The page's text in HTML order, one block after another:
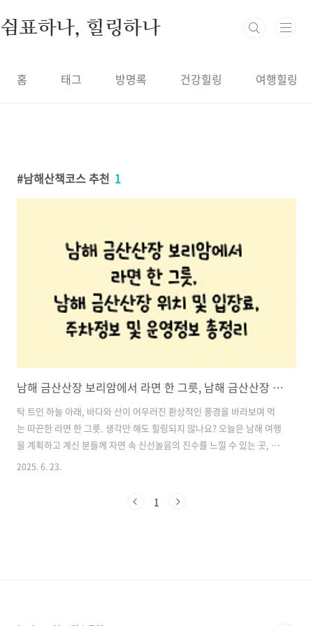
쉼표하나, 힐링하나
홈 태그 방명록 건강힐링 여행힐링
남해산책코스 추천 1
남해 금산산장 보리암에서 라면 한 그릇, 남해 금산산장 위치 및 입장료, 주차정보 및 운영정보 총정리
탁 트인 하늘 아래, 바다와 산이 어우러진 환상적인 풍경을 바라보며 먹
는 따끈한 라면 한 그릇. 생각만 해도 힐링되지 않나요? 오늘은 남해 여행
을 계획하고 계신 분들께 자연 속 신선놀음의 진수를 느낄 수 있는 곳, 바
로 남해 금산산장을 소개해드리려고 합니다. 남해 보리암에서 단 10분
맛까지… 몸과 마음이 모두 충전되는 특별한 힐링 스팟입니다. 목차1. 남
2025. 6. 23.
1